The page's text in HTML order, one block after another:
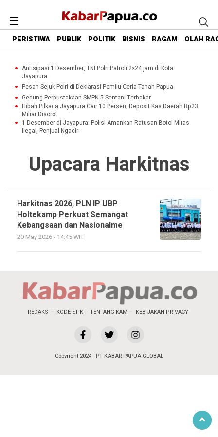
PERISTIWA PUBLIK POLITIK BISNIS RAGAM OLAH
Antisipasi 1 Desember, TNI Polri Patroli 2×24 jam di Kota
Jayapura
Pesan Sejuk Polri di Deklarasi Pemilu Ceria Tanah Papua
Gedung Perpustakaan SMPN 5 Sentani Terbakar
Hibah Pilkada Jayapura Cair 10 Persen, Deposit Kas Daerah Rp23
Miliar Disorot
1 Desember di Jayapura: Polisi Amankan Ratusan Botol Miras
Ilegal, Penjual Ngacir
Upacara Harkitnas
Harkitnas 2026, PLN IP UBP
Holtekamp Perkuat Semangat
Kebangsaan dan Nasionalme
20 May 2026 - 14:45 WIT
REDAKSI KODE ETIK TENTANG KAMI KEBIJAKAN PRIVACY
Copyright 2024 - PT KABAR PAPUA GLOBAL